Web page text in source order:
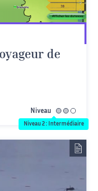
de
Niveau intermédiaire
Niveau 2 : Intermédiaire